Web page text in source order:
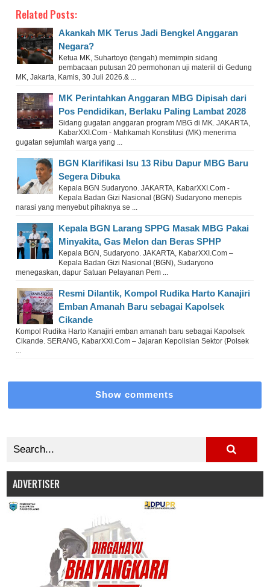
Related Posts:
Akankah MK Terus Jadi Bengkel Anggaran
Negara?
Ketua MK, Suhartoyo (tengah) memimpin sidang
pembacaan putusan 20 permohonan uji materiil di Gedung
MK, Jakarta, Kamis, 30 Juli 2026.& ...
MK Perintahkan Anggaran MBG Dipisah dari
Pos Pendidikan, Berlaku Paling Lambat 2028
Sidang gugatan anggaran program MBG di MK. JAKARTA,
KabarXXI.Com - Mahkamah Konstitusi (MK) menerima
gugatan sejumlah warga yang ...
BGN Klarifikasi Isu 13 Ribu Dapur MBG Baru
Segera Dibuka
Kepala BGN Sudaryono. JAKARTA, KabarXXI.Com -
Kepala Badan Gizi Nasional (BGN) Sudaryono menepis
narasi yang menyebut pihaknya se ...
Kepala BGN Larang SPPG Masak MBG Pakai
Minyakita, Gas Melon dan Beras SPHP
Kepala BGN, Sudaryono. JAKARTA, KabarXXI.Com –
Kepala Badan Gizi Nasional (BGN), Sudaryono
menegaskan, dapur Satuan Pelayanan Pem ...
Resmi Dilantik, Kompol Rudika Harto Kanajiri
Emban Amanah Baru sebagai Kapolsek
Cikande
Kompol Rudika Harto Kanajiri emban amanah baru sebagai Kapolsek
Cikande. SERANG, KabarXXI.Com – Jajaran Kepolisian Sektor (Polsek
Show comments
ADVERTISER